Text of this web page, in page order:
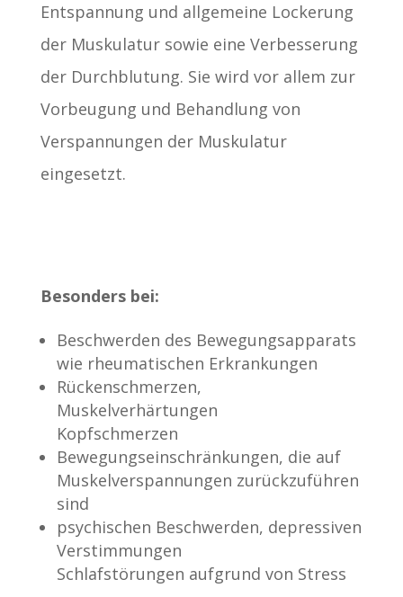
Entspannung und allgemeine Lockerung
der Muskulatur sowie eine Verbesserung
der Durchblutung. Sie wird vor allem zur
Vorbeugung und Behandlung von
Verspannungen der Muskulatur
eingesetzt.
Besonders bei:
Beschwerden des Bewegungsapparats
wie rheumatischen Erkrankungen
Rückenschmerzen,
Muskelverhärtungen
Kopfschmerzen
Bewegungseinschränkungen, die auf
Muskelverspannungen zurückzuführen
sind
psychischen Beschwerden, depressiven
Verstimmungen
Schlafstörungen aufgrund von Stress